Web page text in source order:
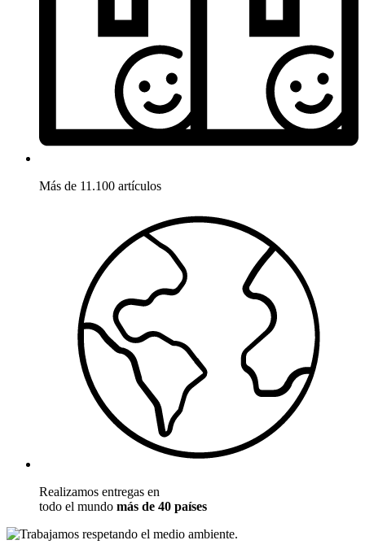
Más de 11.100 artículos
Realizamos entregas en
todo el mundo más de 40 países